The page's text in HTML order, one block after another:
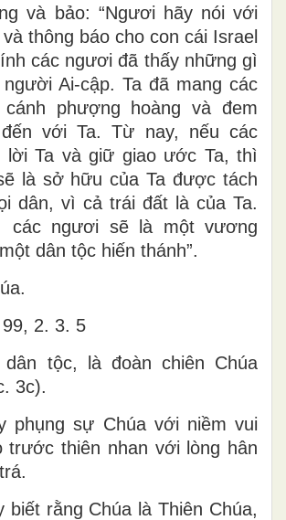
và bảo: “Ngươi hãy nói với
thông báo cho con cái Israel
các ngươi đã thấy những gì
Ai-cập. Ta đã mang các
phượng hoàng và đem
với Ta. Từ nay, nếu các
lời Ta và giữ giao ước Ta, thì
là sở hữu của Ta được tách
dân, vì cả trái đất là của Ta.
các ngươi sẽ là một vương
dân tộc hiến thánh”.
2. 3. 5
tộc, là đoàn chiên Chúa
3c).
phụng sự Chúa với niềm vui
trước thiên nhan với lòng hân
biết rằng Chúa là Thiên Chúa,